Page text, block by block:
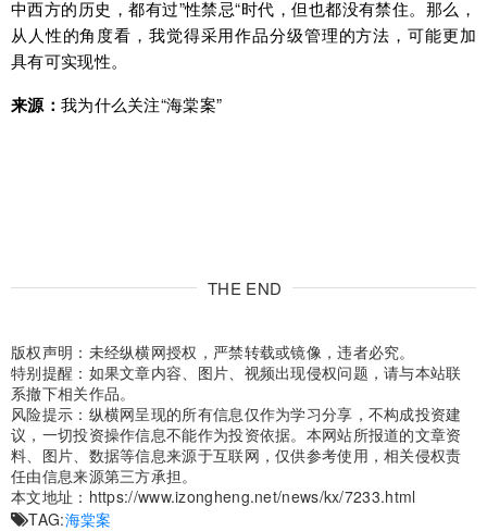
中西方的历史，都有过”性禁忌“时代，但也都没有禁住。那么，
从人性的角度看，我觉得采用作品分级管理的方法，可能更加
具有可实现性。
来源： 我为什么关注“海棠案”
THE END
版权声明：未经纵横网授权，严禁转载或镜像，违者必究。
特别提醒：如果文章内容、图片、视频出现侵权问题，请与本站联
系撤下相关作品。
风险提示：纵横网呈现的所有信息仅作为学习分享，不构成投资建
议，一切投资操作信息不能作为投资依据。本网站所报道的文章资
料、图片、数据等信息来源于互联网，仅供参考使用，相关侵权责
任由信息来源第三方承担。
本文地址： https://www.izongheng.net/news/kx/7233.html
TAG:海棠案